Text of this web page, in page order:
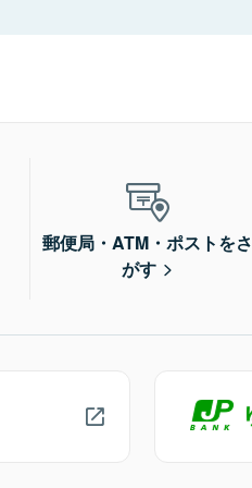
郵便局・ATM・ポストをさ
がす